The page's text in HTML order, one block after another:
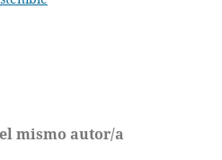
mismo autor/a